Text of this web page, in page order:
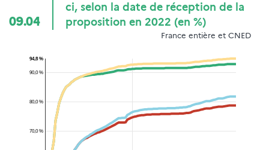
09.04
ci, selon la date de réception de la
proposition en 2022 (en %)
France entière et CNED
70,0 %
80,0 %
90,0 %
94,8 %